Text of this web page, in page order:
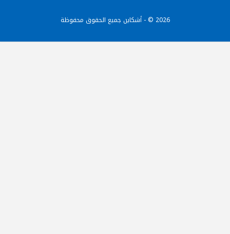
2026 © - أشكاين جميع الحقوق محفوظة